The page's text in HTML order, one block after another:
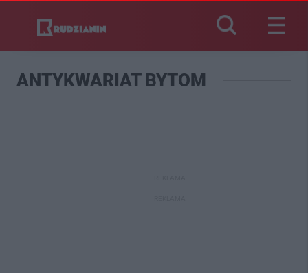
ANTYKWARIAT BYTOM